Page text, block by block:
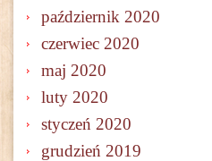
październik 2020
czerwiec 2020
maj 2020
luty 2020
styczeń 2020
grudzień 2019